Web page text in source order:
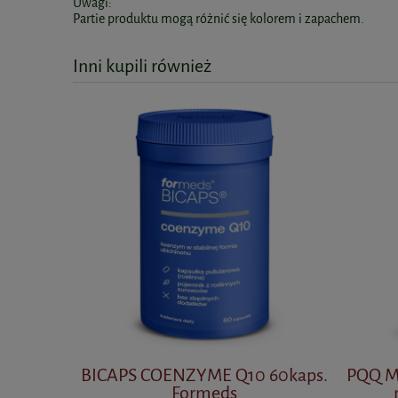
Partie produktu mogą różnić się kolorem i zapachem.
Inni kupili również
BICAPS COENZYME Q10 60kaps.
Formeds
PQQ